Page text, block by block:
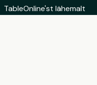
TableOnline'st lähemalt